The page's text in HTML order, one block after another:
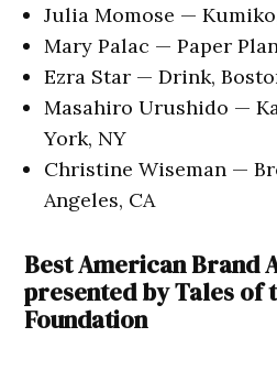
Julia Momose —
Mary Palac — Paper
Ezra Star — Drink,
Masahiro Urushido —
York, NY
Christine Wiseman —
Angeles, CA
Best American Brand
presented by Tales of
Foundation